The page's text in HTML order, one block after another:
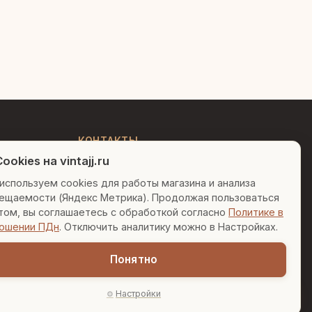
КОНТАКТЫ
+7 (495) 150-52-26
AI-консультант в Telegram
sales@vintajj.ru
Пн-Пт: 10:00 - 19:00
Согласие на обработку ПДн
на vintajj.ru
cookies для работы магазина и анализа
(Яндекс Метрика). Продолжая пользоваться
вы соглашаетесь с обработкой согласно Политике в
ПДн. Отключить аналитику можно в Настройках.
Понятно
Настройки
декору. Чем могу помочь?
Вазы для гостиной
Подарок до 5000₽
Сочетание металлов